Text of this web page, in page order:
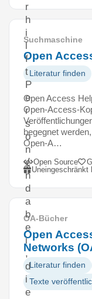
r
h
i
l
f
t
P
e
r
s
o
n
e
n
d
a
b
e
i
,
d
i
e
Suchmaschine
Open
Literatur finden
Open Access
Open-Access-
begegnet
Open-A…
Open Source
Uneingeschränkt
OA-Bücher
Open
Networks
Literatur finden
Texte